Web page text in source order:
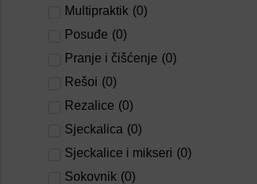
Multipraktik (0)
Posuđe (0)
Pranje i čišćenje (0)
Rešoi (0)
Rezalice (0)
Sjeckalica (0)
Sjeckalice i mikseri (0)
Sokovnik (0)